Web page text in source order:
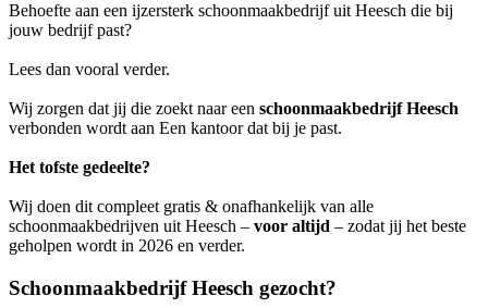
Behoefte aan een ijzersterk schoonmaakbedrijf uit Heesch die bij
jouw bedrijf past?
Lees dan vooral verder.
Wij zorgen dat jij die zoekt naar een schoonmaakbedrijf Heesch
verbonden wordt aan Een kantoor dat bij je past.
Het tofste gedeelte?
Wij doen dit compleet gratis & onafhankelijk van alle
schoonmaakbedrijven uit Heesch – voor altijd – zodat jij het beste
geholpen wordt in 2026 en verder.
Schoonmaakbedrijf Heesch gezocht?